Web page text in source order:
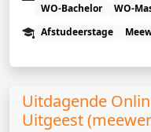
WO-Bachelor
WO-
Afstudeerstage
Uitdagende
Uitgeest